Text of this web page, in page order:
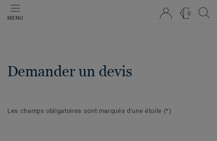
MENU
0
Demander un devis
Les champs obligatoires sont marqués d'une étoile (*)